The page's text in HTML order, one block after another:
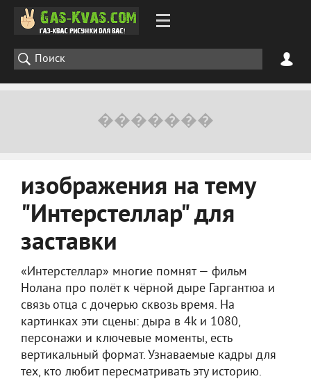
изображения на тему
"Интерстеллар" для
заставки
«Интерстеллар» многие помнят — фильм
Нолана про полёт к чёрной дыре Гаргантюа и
связь отца с дочерью сквозь время. На
картинках эти сцены: дыра в 4k и 1080,
персонажи и ключевые моменты, есть
вертикальный формат. Узнаваемые кадры для
тех, кто любит пересматривать эту историю.